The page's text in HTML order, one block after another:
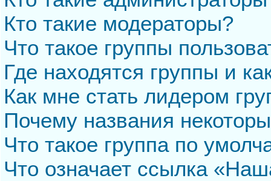
Кто такие модераторы?
Что такое группы
Где находятся группы и
Как мне стать лидером
Почему названия
Что такое группа по
Что означает ссылка